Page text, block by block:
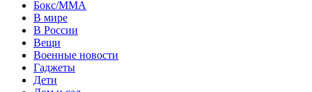
Бокс/MMA
В мире
В России
Вещи
Военные новости
Гаджеты
Дети